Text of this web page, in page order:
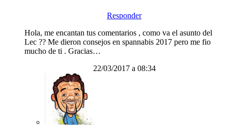
Responder
Hola, me encantan tus comentarios , como va el asunto del
Lec ?? Me dieron consejos en spannabis 2017 pero me fio
mucho de ti . Gracias…
22/03/2017 a 08:34